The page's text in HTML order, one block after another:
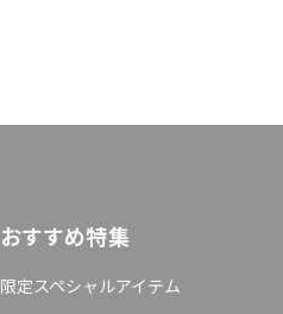
おすすめ特集
限定スペシャルアイテム